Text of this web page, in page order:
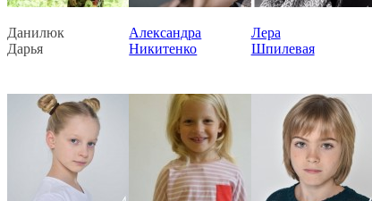
Данилюк
Дарья
Александра
Никитенко
Лера
Шпилевая